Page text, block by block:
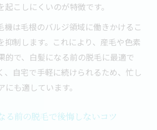
起こしにくいのが特徴です。
機は毛根のバルジ領域に働きかけるこ
抑制します。これにより、産毛や色素
的で、白髪になる前の脱毛に最適で
、自宅で手軽に続けられるため、忙し
も適しています。
る前の脱毛で後悔しないコツ